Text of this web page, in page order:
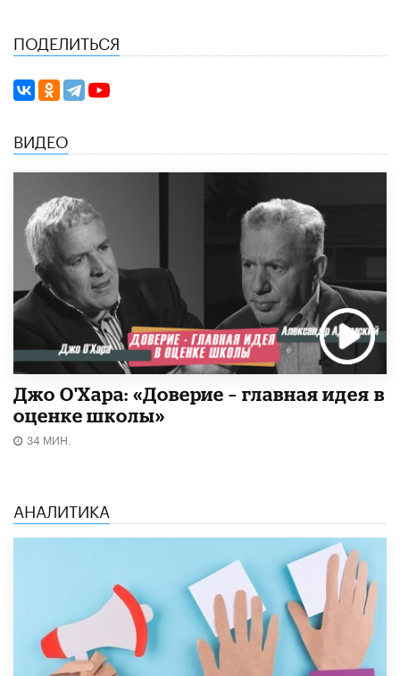
ПОДЕЛИТЬСЯ
ВИДЕО
Джо О'Хара: «Доверие – главная идея в
оценке школы»
34 МИН.
АНАЛИТИКА